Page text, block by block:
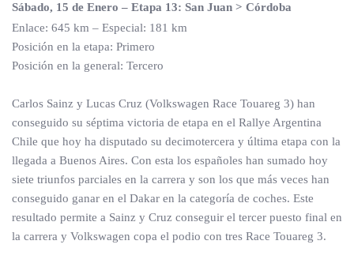
Sábado, 15 de Enero – Etapa 13: San Juan > Córdoba
Enlace: 645 km – Especial: 181 km
Posición en la etapa: Primero
Posición en la general: Tercero
Carlos Sainz y Lucas Cruz (Volkswagen Race Touareg 3) han
conseguido su séptima victoria de etapa en el Rallye Argentina
Chile que hoy ha disputado su decimotercera y última etapa con la
llegada a Buenos Aires. Con esta los españoles han sumado hoy
siete triunfos parciales en la carrera y son los que más veces han
conseguido ganar en el Dakar en la categoría de coches. Este
resultado permite a Sainz y Cruz conseguir el tercer puesto final en
la carrera y Volkswagen copa el podio con tres Race Touareg 3.